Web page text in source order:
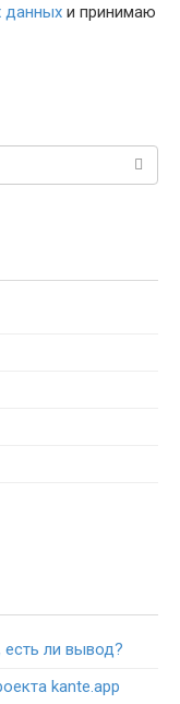
данных и принимаю
ли вывод?
kante.app